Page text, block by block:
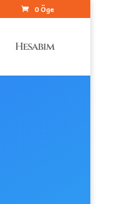
0 Öge
Hesabım